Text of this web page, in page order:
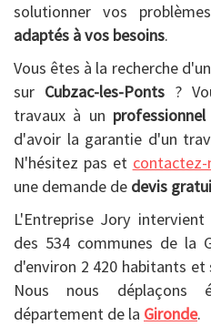
solutionner vos
adaptés à vos besoins.
Vous êtes à la recherche
sur Cubzac-les-Ponts?
travaux à un
d'avoir la garantie d'un
N'hésitez pas et contactez-
une demande de devis
L'Entreprise Jory intervient
des 534 communes de la
d'environ 2 420 habitants
Nous nous
département de la Gironde.